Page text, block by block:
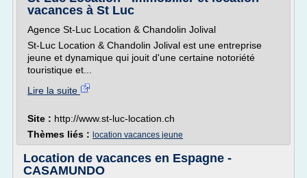
vacances à St Luc
Agence St-Luc Location & Chandolin Jolival
St-Luc Location & Chandolin Jolival est une entreprise
jeune et dynamique qui jouit d'une certaine notoriété
touristique et...
Lire la suite
Site : http://www.st-luc-location.ch
Thèmes liés : location vacances jeune
Location de vacances en Espagne -
CASAMUNDO